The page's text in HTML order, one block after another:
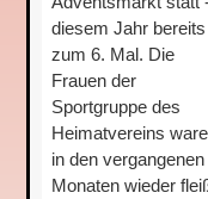
diesem Jahr bereits
zum 6. Mal. Die
Frauen der
Sportgruppe des
Heimatvereins
in den vergangenen
Monaten wieder